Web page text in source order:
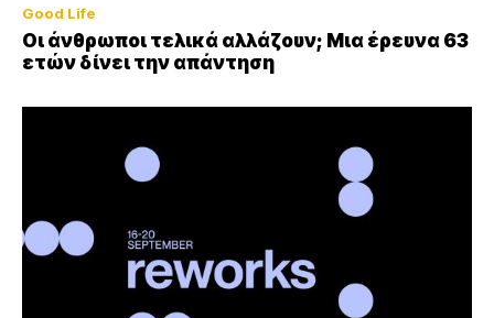
Good Life
Οι άνθρωποι τελικά αλλάζουν; Μια έρευνα 63
ετών δίνει την απάντηση